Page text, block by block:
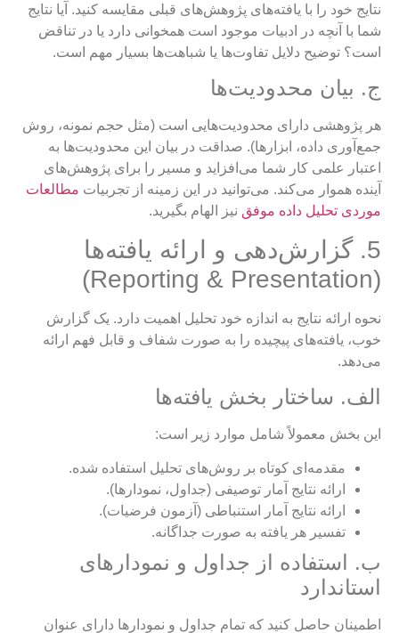
نتایج خود را با یافته‌های پژوهش‌های قبلی مقایسه کنید. آیا نتایج
شما با آنچه در ادبیات موجود است همخوانی دارد یا در تناقض
است؟ توضیح دلایل تفاوت‌ها یا شباهت‌ها بسیار مهم است.
ج. بیان محدودیت‌ها
هر پژوهشی دارای محدودیت‌هایی است (مثل حجم نمونه، روش
جمع‌آوری داده، ابزارها). صداقت در بیان این محدودیت‌ها به
اعتبار علمی کار شما می‌افزاید و مسیر را برای پژوهش‌های
آینده هموار می‌کند. می‌توانید در این زمینه از تجربیات مطالعات
موردی تحلیل داده موفق نیز الهام بگیرید.
5. گزارش‌دهی و ارائه یافته‌ها
(Reporting & Presentation)
نحوه ارائه نتایج به اندازه خود تحلیل اهمیت دارد. یک گزارش
خوب، یافته‌های پیچیده را به صورت شفاف و قابل فهم ارائه
می‌دهد.
الف. ساختار بخش یافته‌ها
این بخش معمولاً شامل موارد زیر است:
مقدمه‌ای کوتاه بر روش‌های تحلیل استفاده شده.
ارائه نتایج آمار توصیفی (جداول، نمودارها).
ارائه نتایج آمار استنباطی (آزمون فرضیات).
تفسیر هر یافته به صورت جداگانه.
ب. استفاده از جداول و نمودارهای
استاندارد
اطمینان حاصل کنید که تمام جداول و نمودارها دارای عنوان